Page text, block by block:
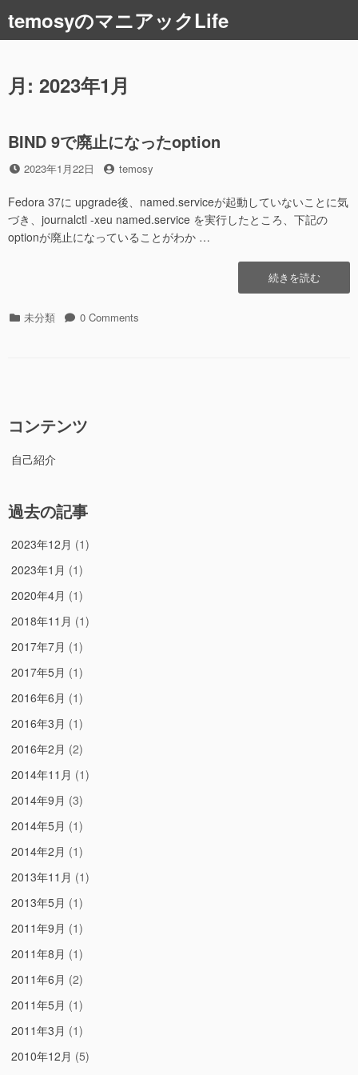
ン
テ
へ
ッ
プ
temosyのマニアックLife
月: 2023年1月
BIND 9で廃止になったoption
投
日
2023年1月22日
投
者
temosy
Fedora 37に upgrade後、named.serviceが起動していないことに気
づき、journalctl -xeu named.service を実行したところ、下記の
optionが廃止になっていることがわか …
“BIND
9
続きを読む
カ 未分類 0 Comments
コンテンツ
自己紹介
過去の記事
2023年12月 (1)
2023年1月 (1)
2020年4月 (1)
2018年11月 (1)
2017年7月 (1)
2017年5月 (1)
2016年6月 (1)
2016年3月 (1)
2016年2月 (2)
2014年11月 (1)
2014年9月 (3)
2014年5月 (1)
2014年2月 (1)
2013年11月 (1)
2013年5月 (1)
2011年9月 (1)
2011年8月 (1)
2011年6月 (2)
2011年5月 (1)
2011年3月 (1)
2010年12月 (5)